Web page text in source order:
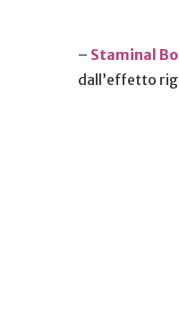
– Staminal
dall’effetto